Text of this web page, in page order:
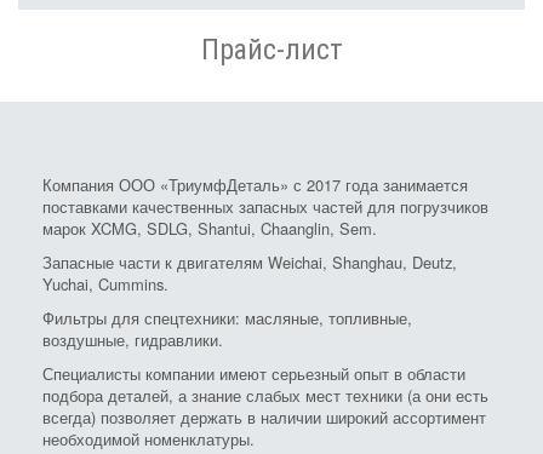
Прайс-лист
Компания ООО «ТриумфДеталь» с 2017 года занимается
поставками качественных запасных частей для погрузчиков
марок XCMG, SDLG, Shantui, Chaanglin, Sem.
Запасные части к двигателям Weichai, Shanghau, Deutz,
Yuchai, Cummins.
Фильтры для спецтехники: масляные, топливные,
воздушные, гидравлики.
Специалисты компании имеют серьезный опыт в области
подбора деталей, а знание слабых мест техники (а они есть
всегда) позволяет держать в наличии широкий ассортимент
необходимой номенклатуры.